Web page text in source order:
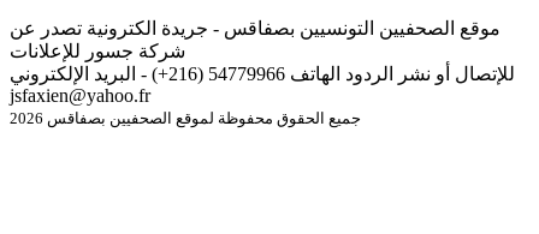
موقع الصحفيين التونسيين بصفاقس - جريدة الكترونية تصدر عن
شركة جسور للإعلانات
للإتصال أو نشر الردود الهاتف 54779966 (216+) - البريد الإلكتروني
jsfaxien@yahoo.fr
جميع الحقوق محفوظة لموقع الصحفيين بصفاقس 2026